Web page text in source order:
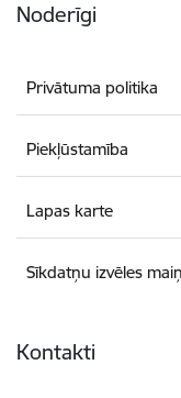
Noderīgi
Privātuma politika
Piekļūstamība
Lapas karte
Sīkdatņu izvēles
Kontakti